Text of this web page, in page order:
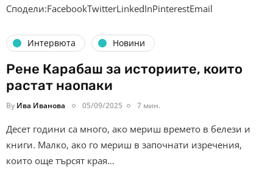
Сподели:FacebookTwitterLinkedInPinterestEmail
Интервюта Новини
Рене Карабаш за историите, които
растат наопаки
By Ива Иванова 05/09/2025 7 мин.
Десет години са много, ако мериш времето в белези и
книги. Малко, ако го мериш в започнати изречения,
които още търсят края…